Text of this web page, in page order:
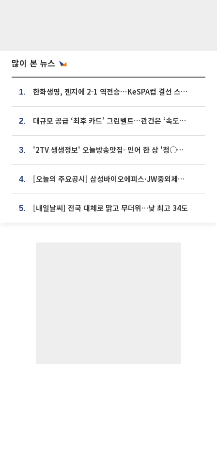
많이 본 뉴스
1. 한화생명, 젠지에 2-1 역전승⋯KeSPA컵 결선 스테이지 2 직행
2. 대규모 공급 ‘최후 카드’ 그린벨트⋯관건은 ‘속도’ [주택공급 승부수의 조건]
3. '2TV 생생정보' 오늘방송맛집- 민어 한 상 '청○○○' vs 전복 한 상 '명○'
4. [오늘의 주요공시] 삼성바이오에피스·JW중외제약·한미반도체·SK바이오사이언스 등
5. [내일날씨] 전국 대체로 맑고 무더위…낮 최고 34도